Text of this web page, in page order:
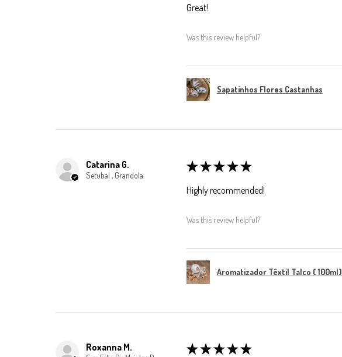
Great!
Was this review helpful?
Sapatinhos Flores Castanhas
Catarina G.
Setubal , Grandola
★ ★ ★ ★ ★
Highly recommended!
Was this review helpful?
Aromatizador Têxtil Talco ( 100ml)
Roxanna M. ★ ★ ★ ★ ★